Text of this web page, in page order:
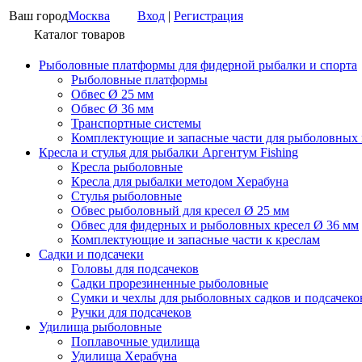
Ваш городМосква Вход | Регистрация
Каталог товаров
Рыболовные платформы для фидерной рыбалки и спорта
Рыболовные платформы
Обвес Ø 25 мм
Обвес Ø 36 мм
Транспортные системы
Комплектующие и запасные части для рыболовных
Кресла и стулья для рыбалки Аргентум Fishing
Кресла рыболовные
Кресла для рыбалки методом Херабуна
Стулья рыболовные
Обвес рыболовный для кресел Ø 25 мм
Обвес для фидерных и рыболовных кресел Ø 36 мм
Комплектующие и запасные части к креслам
Садки и подсачеки
Головы для подсачеков
Садки прорезиненные рыболовные
Сумки и чехлы для рыболовных садков и
Ручки для подсачеков
Удилища рыболовные
Поплавочные удилища
Удилища Херабуна